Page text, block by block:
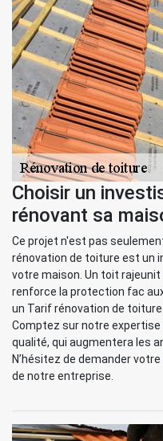
Choisir un
rénovant sa
Ce projet n'est pas
rénovation de toiture est un
votre maison. Un toit
renforce la protection fac
un Tarif rénovation de
Comptez sur notre
qualité, qui augmentera les
N’hésitez de demander
de notre entreprise.